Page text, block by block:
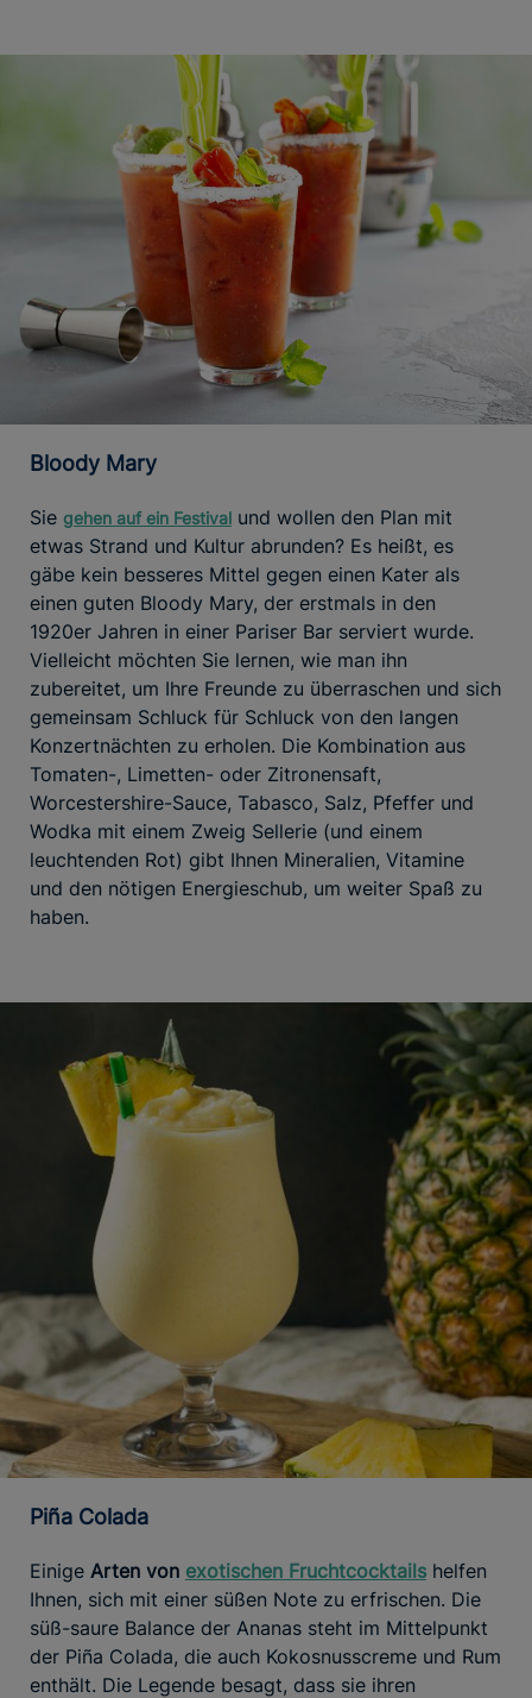
Bloody Mary
Sie gehen auf ein Festival und wollen den Plan mit
etwas Strand und Kultur abrunden? Es heißt, es
gäbe kein besseres Mittel gegen einen Kater als
einen guten Bloody Mary, der erstmals in den
1920er Jahren in einer Pariser Bar serviert wurde.
Vielleicht möchten Sie lernen, wie man ihn
zubereitet, um Ihre Freunde zu überraschen und sich
gemeinsam Schluck für Schluck von den langen
Konzertnächten zu erholen. Die Kombination aus
Tomaten-, Limetten- oder Zitronensaft,
Worcestershire-Sauce, Tabasco, Salz, Pfeffer und
Wodka mit einem Zweig Sellerie (und einem
leuchtenden Rot) gibt Ihnen Mineralien, Vitamine
und den nötigen Energieschub, um weiter Spaß zu
haben.
Piña Colada
Einige Arten von exotischen Fruchtcocktails helfen
Ihnen, sich mit einer süßen Note zu erfrischen. Die
süß-saure Balance der Ananas steht im Mittelpunkt
der Piña Colada, die auch Kokosnusscreme und Rum
enthält. Die Legende besagt, dass sie ihren